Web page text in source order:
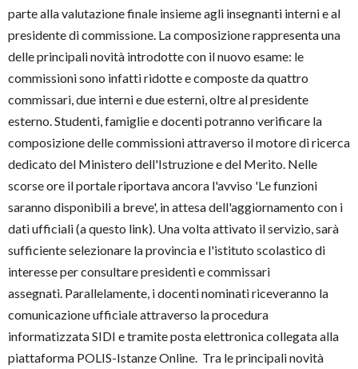
parte alla valutazione finale insieme agli insegnanti interni e al
presidente di commissione. La composizione rappresenta una
delle principali novità introdotte con il nuovo esame: le
commissioni sono infatti ridotte e composte da quattro
commissari, due interni e due esterni, oltre al presidente
esterno. Studenti, famiglie e docenti potranno verificare la
composizione delle commissioni attraverso il motore di ricerca
dedicato del Ministero dell'Istruzione e del Merito. Nelle
scorse ore il portale riportava ancora l'avviso 'Le funzioni
saranno disponibili a breve', in attesa dell'aggiornamento con i
dati ufficiali (a questo link). Una volta attivato il servizio, sarà
sufficiente selezionare la provincia e l'istituto scolastico di
interesse per consultare presidenti e commissari
assegnati. Parallelamente, i docenti nominati riceveranno la
comunicazione ufficiale attraverso la procedura
informatizzata SIDI e tramite posta elettronica collegata alla
piattaforma POLIS-Istanze Online. Tra le principali novità